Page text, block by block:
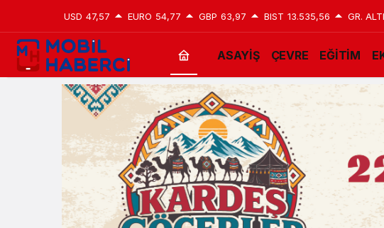
USD 47,57 EURO 54,77 GBP 63,97 BIST 13.535,56 GR.
ASAYİŞ ÇEVRE EĞİTİM